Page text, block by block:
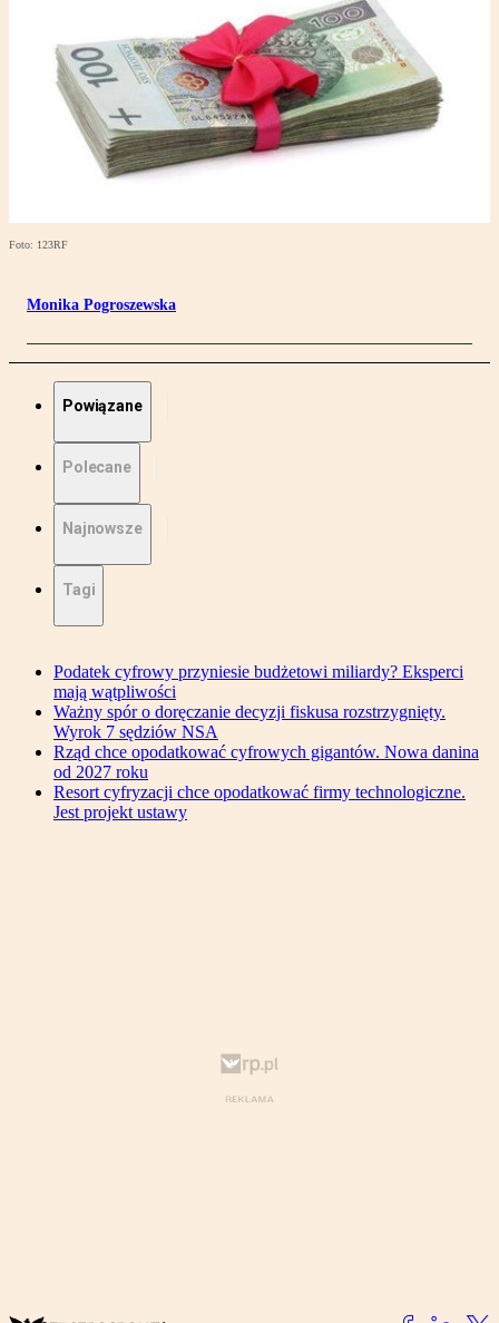
Foto: 123RF
Monika Pogroszewska
Powiązane
Polecane
Najnowsze
Tagi
Podatek cyfrowy przyniesie budżetowi miliardy? Eksperci
mają wątpliwości
Ważny spór o doręczanie decyzji fiskusa rozstrzygnięty.
Wyrok 7 sędziów NSA
Rząd chce opodatkować cyfrowych gigantów. Nowa danina
od 2027 roku
Resort cyfryzacji chce opodatkować firmy technologiczne.
Jest projekt ustawy